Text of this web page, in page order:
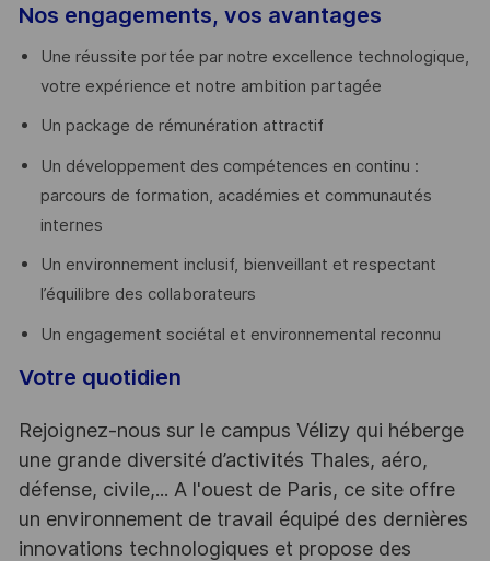
Nos engagements, vos avantages
Une réussite portée par notre excellence technologique,
votre expérience et notre ambition partagée
Un package de rémunération attractif
Un développement des compétences en continu :
parcours de formation, académies et communautés
internes
Un environnement inclusif, bienveillant et respectant
l’équilibre des collaborateurs
Un engagement sociétal et environnemental reconnu
Votre quotidien
Rejoignez-nous sur le campus Vélizy qui héberge
une grande diversité d’activités Thales, aéro,
défense, civile,... A l'ouest de Paris, ce site offre
un environnement de travail équipé des dernières
innovations technologiques et propose des